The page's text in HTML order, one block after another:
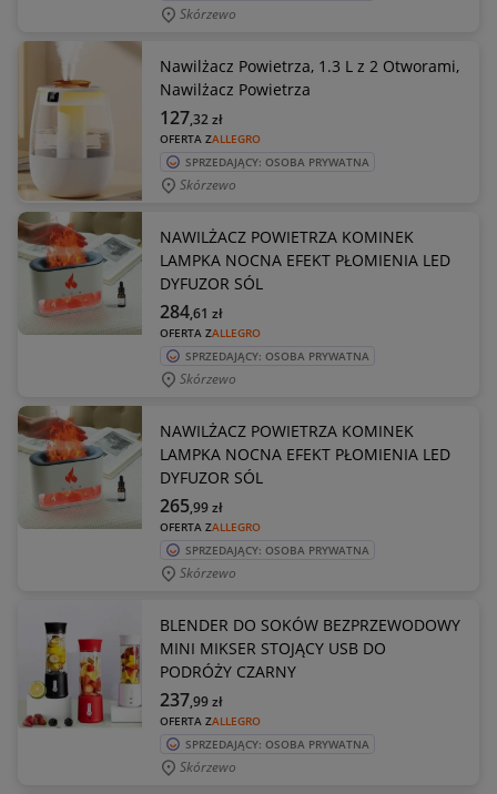
Skórzewo
Nawilżacz Powietrza, 1.3 L z 2 Otworami,
Nawilżacz Powietrza
OFERTA ZALLEGRO
127,32zł
SPRZEDAJĄCY: OSOBA PRYWATNA
Skórzewo
NAWILŻACZ POWIETRZA KOMINEK
LAMPKA NOCNA EFEKT PŁOMIENIA LED
DYFUZOR SÓL
OFERTA ZALLEGRO
284,61 zł
SPRZEDAJĄCY: OSOBA PRYWATNA
Skórzewo
NAWILŻACZ POWIETRZA KOMINEK
LAMPKA NOCNA EFEKT PŁOMIENIA LED
DYFUZOR SÓL
OFERTA ZALLEGRO
265,99zł
SPRZEDAJĄCY: OSOBA PRYWATNA
Skórzewo
BLENDER DO SOKÓW BEZPRZEWODOWY
MINI MIKSER STOJĄCY USB DO
PODRÓŻY CZARNY
OFERTA ZALLEGRO
237,99zł
SPRZEDAJĄCY: OSOBA PRYWATNA
Skórzewo